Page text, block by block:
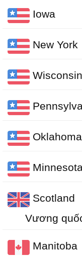
Iowa
New York
Wisconsin
Oklahoma
Scotland
Vương
Manitoba